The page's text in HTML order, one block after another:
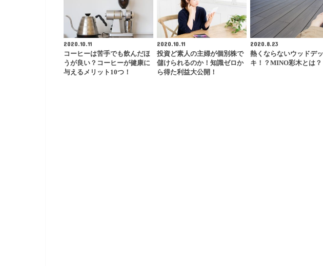
2020.10.11
コーヒーは苦手でも飲んだほ
うが良い？コーヒーが健康に
与えるメリット10つ！
2020.10.11
投資ど素人の主婦が個別株で
儲けられるのか！知識ゼロか
ら得た利益大公開！
2020.8.23
熱くならないウッドデッ
キ！？MINO彩木とは？